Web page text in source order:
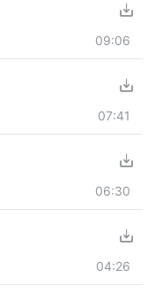
09:06
07:41
06:30
04:26